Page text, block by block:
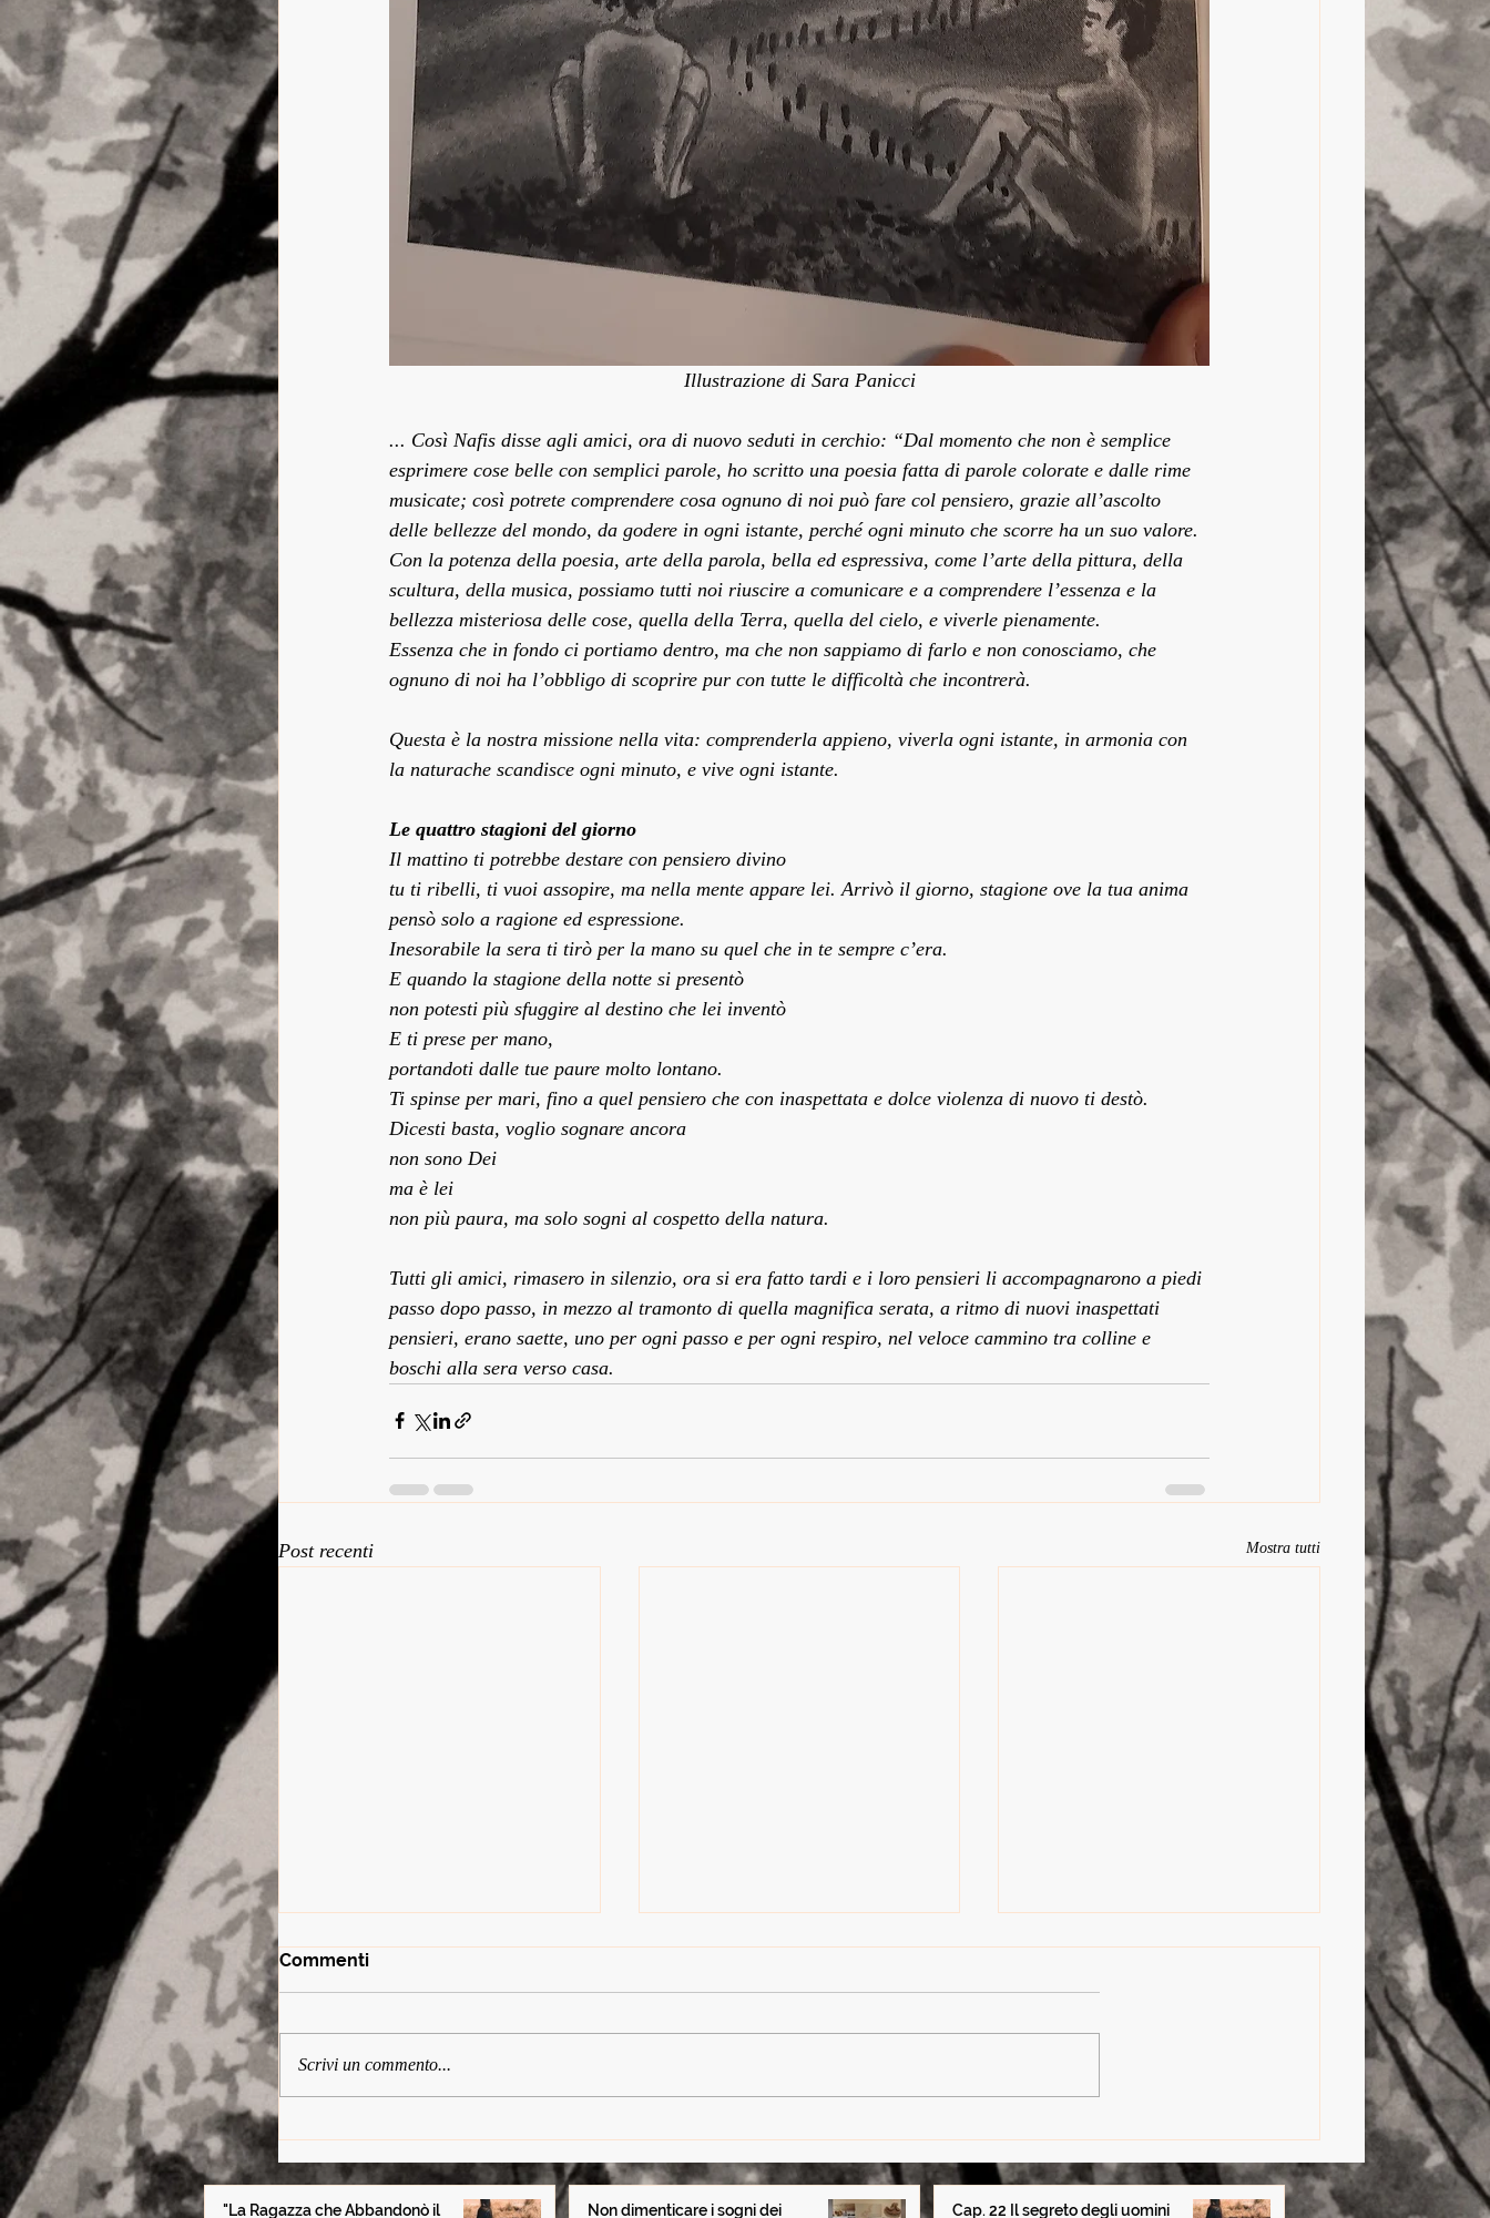
Illustrazione di Sara Panicci
... Così Nafis disse agli amici, ora di nuovo seduti in cerchio: “Dal momento che non è semplice
esprimere cose belle con semplici parole, ho scritto una poesia fatta di parole colorate e dalle rime
musicate; così potrete comprendere cosa ognuno di noi può fare col pensiero, grazie all’ascolto
delle bellezze del mondo, da godere in ogni istante, perché ogni minuto che scorre ha un suo valore.
Con la potenza della poesia, arte della parola, bella ed espressiva, come l’arte della pittura, della
scultura, della musica, possiamo tutti noi riuscire a comunicare e a comprendere l’essenza e la
bellezza misteriosa delle cose, quella della Terra, quella del cielo, e viverle pienamente.
Essenza che in fondo ci portiamo dentro, ma che non sappiamo di farlo e non conosciamo, che
ognuno di noi ha l’obbligo di scoprire pur con tutte le difficoltà che incontrerà.
Questa è la nostra missione nella vita: comprenderla appieno, viverla ogni istante, in armonia con
la naturache scandisce ogni minuto, e vive ogni istante.
Le quattro stagioni del giorno
Il mattino ti potrebbe destare con pensiero divino
tu ti ribelli, ti vuoi assopire, ma nella mente appare lei. Arrivò il giorno, stagione ove la tua anima
pensò solo a ragione ed espressione.
Inesorabile la sera ti tirò per la mano su quel che in te sempre c’era.
E quando la stagione della notte si presentò
non potesti più sfuggire al destino che lei inventò
E ti prese per mano,
portandoti dalle tue paure molto lontano.
Ti spinse per mari, fino a quel pensiero che con inaspettata e dolce violenza di nuovo ti destò.
Dicesti basta, voglio sognare ancora
non sono Dei
ma è lei
non più paura, ma solo sogni al cospetto della natura.
Tutti gli amici, rimasero in silenzio, ora si era fatto tardi e i loro pensieri li accompagnarono a piedi
passo dopo passo, in mezzo al tramonto di quella magnifica serata, a ritmo di nuovi inaspettati
pensieri, erano saette, uno per ogni passo e per ogni respiro, nel veloce cammino tra colline e
boschi alla sera verso casa.
Post recenti Mostra tutti
Alessandro Niccoli - temi
principali
che abbandonò il Destino
Commenti
Scrivi un commento...
"La Ragazza che Abbandonò il Non dimenticare i sogni dei Cap. 22 Il segreto degli uomini